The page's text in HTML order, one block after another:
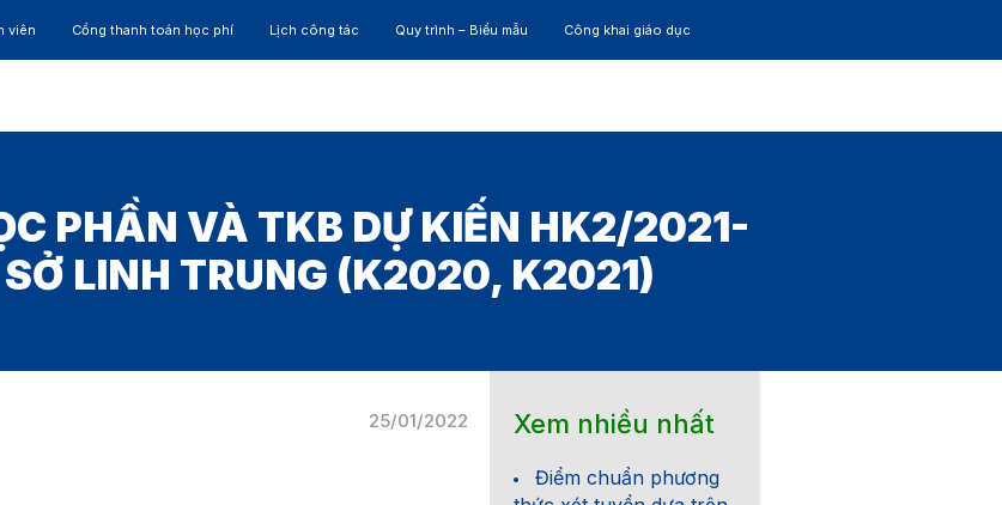
viên Cổng thanh toán học phí Lịch công tác Quy trình – Biểu mẫu Công khai giáo dục
PHẦN VÀ TKB DỰ KIẾN HK2/2021-
LINH TRUNG (K2020, K2021)
25/01/2022 Xem nhiều nhất
Điểm chuẩn phương